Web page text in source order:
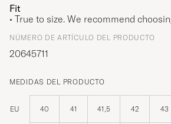
Fit
• True to size. We recommend
NÚMERO DE ARTÍCULO DEL PRODUCTO
20645711
MEDIDAS DEL PRODUCTO
EU 40 41 41,5 42 43